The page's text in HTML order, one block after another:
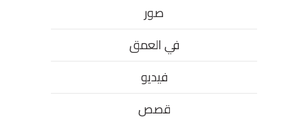
صور
في العمق
فيديو
قصص